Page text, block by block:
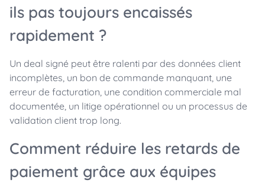
ils pas toujours encaissés
rapidement ?
Un deal signé peut être ralenti par des données client
incomplètes, un bon de commande manquant, une
erreur de facturation, une condition commerciale mal
documentée, un litige opérationnel ou un processus de
validation client trop long.
Comment réduire les retards de
paiement grâce aux équipes